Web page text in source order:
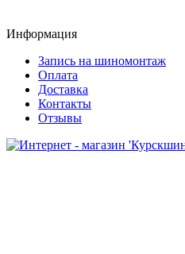
Информация
Запись на шиномонтаж
Оплата
Доставка
Контакты
Отзывы